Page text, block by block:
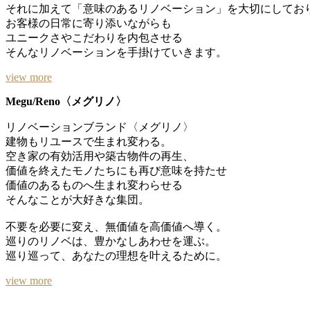
それに加えて「意味のあるリノベーション」を大切にしてお
お客様の日常に寄り添いながらも
ユニークさやこだわりを内包させる
そんなリノベーションを手掛けていきます。
view more
Megu/Reno〈メグリノ〉
リノベーションブランド〈メグリノ〉
建物もリユースで生まれ変わる。
空き家の有効活用や築古物件の再生、
価値を終えたモノたちにも再び意味を持たせ
価値のあるものへ生まれ変わらせる
そんなことが大好きな集団。
不要を必要に変え、無価値を高価値へ導く。
巡りのリノベは、豊かなしあわせを運ぶ。
巡り巡って、あなたの理想を叶えるために。
view more